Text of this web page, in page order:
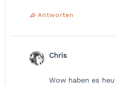
Antworten
Chris
Wow haben es